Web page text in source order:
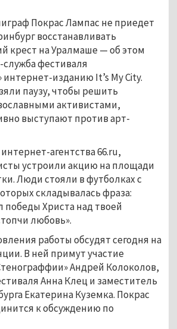
Покрас Лампас не приедет
восстанавливать
крест на Уралмаше — об этом
фестиваля
изданию It’s My City.
паузу, чтобы решить
активистами,
выступают против арт-
агентства 66.ru,
устроили акцию на площади
Люди стояли в футболках с
складывалась фраза:
победы Христа над твоей
любовь».
работы обсудят сегодня на
В ней примут участие
Андрей Колоколов,
Анна Клец и заместитель
Екатерина Куземка. Покрас
к обсуждению по